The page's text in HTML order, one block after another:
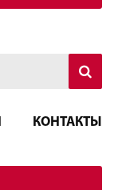
КОНТАКТЫ